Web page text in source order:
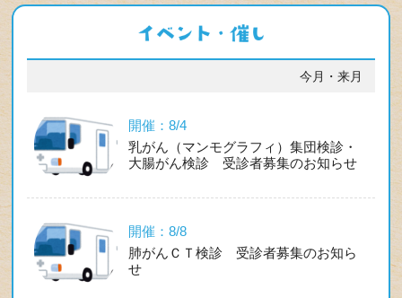
今月・来月
開催：8/4
乳がん（マンモグラフィ）集団検診・
大腸がん検診 受診者募集のお知らせ
開催：8/8
肺がんＣＴ検診 受診者募集のお知ら
せ